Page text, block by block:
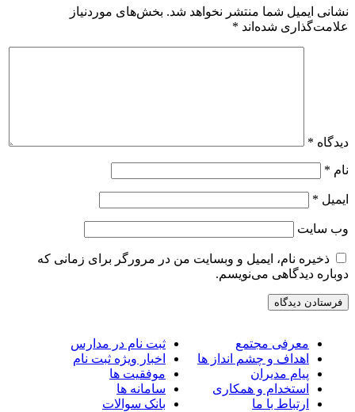
ایمیل شما منتشر نخواهد شد. بخش‌های موردنیاز
شده‌اند*
*
*
*
سایت
ذخیره نام، ایمیل و وبسایت من در مرورگر برای زمانی که
دیدگاهی می‌نویسم.
معرفی مجتمع
اهداف و چشم انداز ها
پیام مدیران
استخدام و همکاری
ارتباط با ما
ثبت نام در مدارس
اخبار ویژه ثبت نام
موفقیت ها
سامانه ها
بانک سوالات